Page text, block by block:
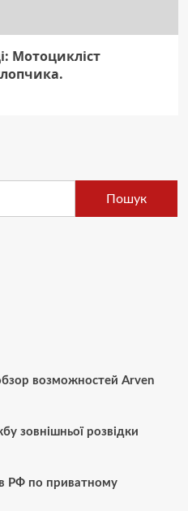
Мотоцикліст
Пошук
возможностей Arven
зовнішньої розвідки
РФ по приватному